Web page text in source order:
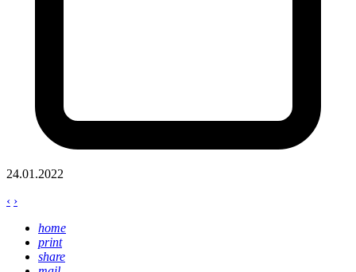
24.01.2022
‹ ›
home
print
share